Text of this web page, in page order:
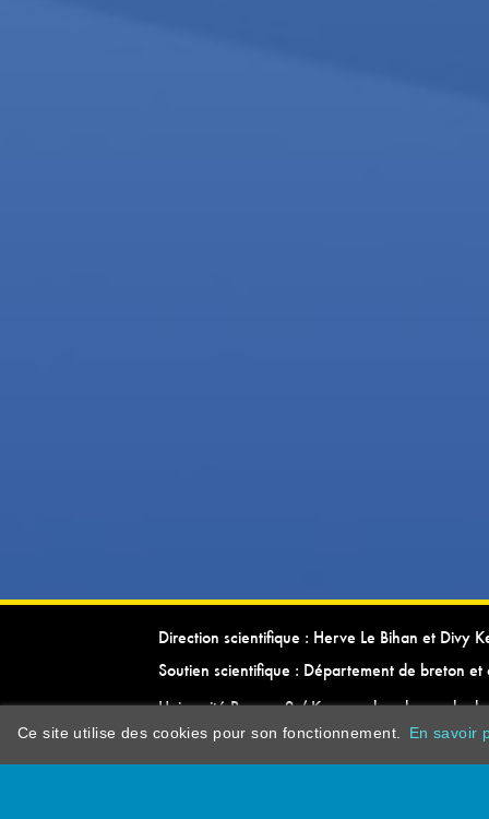
Direction scientifique : Herve Le Bihan et Divy
Soutien scientifique : Département de breton et
Université Rennes 2 / Kevrenn brezhoneg ha
Ce site utilise des cookies pour son fonctionnement. En savoir